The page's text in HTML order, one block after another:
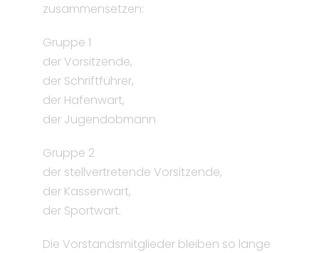
zusammensetzen:
Gruppe 1
der Vorsitzende,
der Schriftführer,
der Hafenwart,
der Jugendobmann
Gruppe 2
der stellvertretende Vorsitzende,
der Kassenwart,
der Sportwart.
Die Vorstandsmitglieder bleiben so lange